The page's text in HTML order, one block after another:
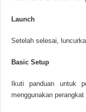
Launch
Setelah selesai,
Basic Setup
Ikuti panduan untuk
menggunakan perangkat